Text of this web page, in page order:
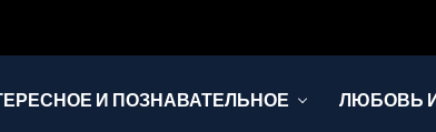
И ПОЗНАВАТЕЛЬНОЕ ЛЮБОВЬ